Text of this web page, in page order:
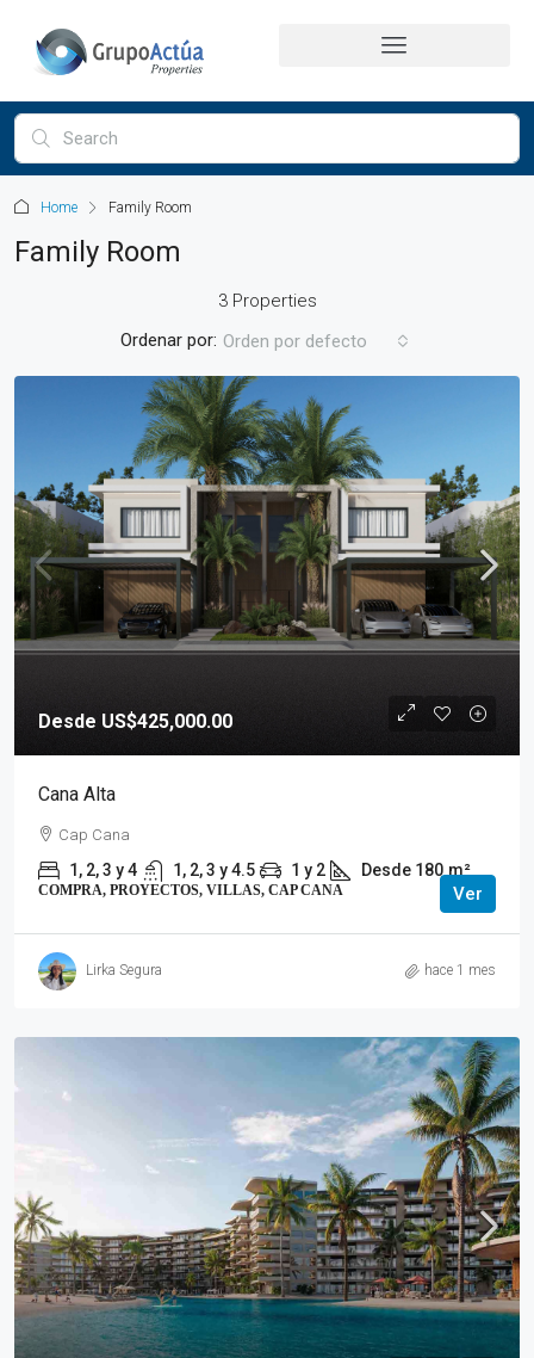
Home Family Room
Family Room
3 Properties
Ordenar por: Orden por defecto
Desde US$425,000.00
Cana Alta
Cap Cana
1, 2, 3 y 4 1, 2, 3 y 4.5 1 y 2 Desde 180 m²
COMPRA, PROYECTOS, VILLAS, CAP CANA Ver
Lirka Segura hace 1 mes